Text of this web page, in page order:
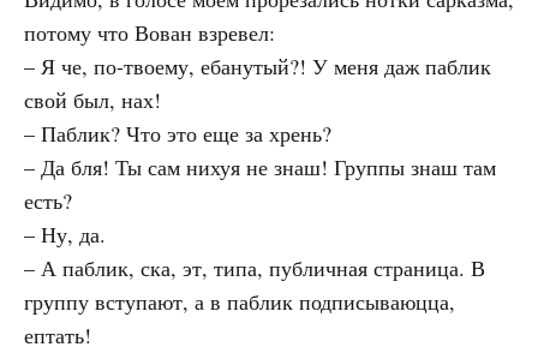
потому что Вован взревел:
– Я че, по-твоему, ебанутый?! У меня даж паблик
свой был, нах!
– Паблик? Что это еще за хрень?
– Да бля! Ты сам нихуя не знаш! Группы знаш там
есть?
– Ну, да.
– А паблик, ска, эт, типа, публичная страница. В
группу вступают, а в паблик подписываюцца,
ептать!